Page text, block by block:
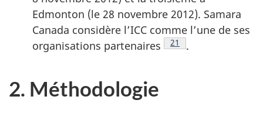
Edmonton (le 28 novembre 2012). Samara
Canada considère l’ICC comme l’une de ses
organisations partenaires
Note de bas de page
21 .
2. Méthodologie